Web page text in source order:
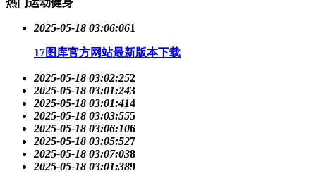
热门运动健身
2025-05-18 03:06:061
17图库官方网站最新版本下载
2025-05-18 03:02:252
2025-05-18 03:01:243
2025-05-18 03:01:414
2025-05-18 03:03:555
2025-05-18 03:06:106
2025-05-18 03:05:527
2025-05-18 03:07:038
2025-05-18 03:01:389